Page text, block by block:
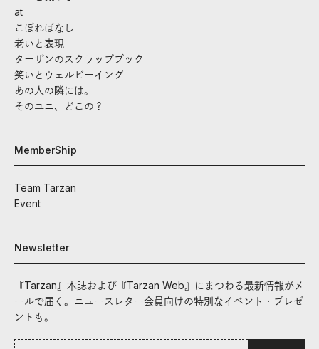
at
こぼればなし
老いと表現
ターザンのスクラップブック
笑いとウェルビーイング
あの人の隣には。
そのユニ、どこの？
MemberShip
Team Tarzan
Event
Newsletter
『Tarzan』本誌および『Tarzan Web』にまつわる最新情報がメ
ールで届く。ニュースレター会員向けの特別なイベント・プレゼ
ントも。